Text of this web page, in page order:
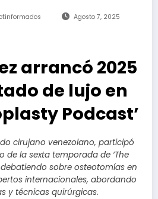
Agosto 7, 2025
arrancó 2025
de lujo en
Podcast’
cirujano venezolano, participó
de la sexta temporada de ‘The
debatiendo sobre osteotomías en
internacionales, abordando
y técnicas quirúrgicas.